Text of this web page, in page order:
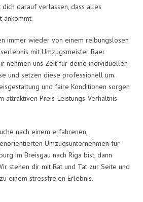
dich darauf verlassen, dass alles
ankommt.
immer wieder von einem reibungslosen
mit Umzugsmeister Baer
nehmen uns Zeit für deine individuellen
und setzen diese professionell um.
und faire Konditionen sorgen
attraktiven Preis-Leistungs-Verhältnis
nach einem erfahrenen,
Umzugsunternehmen für
im Breisgau nach Riga bist, dann
stehen dir mit Rat und Tat zur Seite und
einem stressfreien Erlebnis.